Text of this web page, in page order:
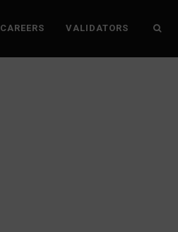
CAREERS VALIDATORS